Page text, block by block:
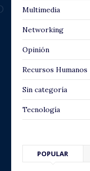
Multimedia
Networking
Opinión
Recursos Humanos
Sin categoría
Tecnología
POPULAR